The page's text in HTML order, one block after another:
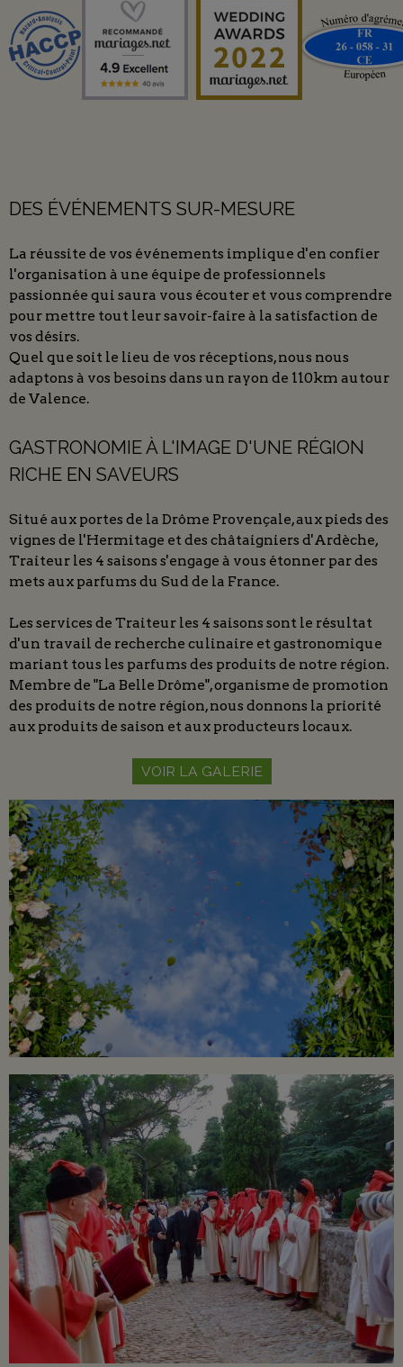
DES ÉVÉNEMENTS SUR-MESURE
La réussite de vos événements implique d'en confier
l'organisation à une équipe de professionnels
passionnée qui saura vous écouter et vous comprendre
pour mettre tout leur savoir-faire à la satisfaction de
vos désirs.
Quel que soit le lieu de vos réceptions, nous nous
adaptons à vos besoins dans un rayon de 110km autour
de Valence.
GASTRONOMIE À L'IMAGE D'UNE RÉGION
RICHE EN SAVEURS
Situé aux portes de la Drôme Provençale, aux pieds des
vignes de l'Hermitage et des châtaigniers d'Ardèche,
Traiteur les 4 saisons s'engage à vous étonner par des
mets aux parfums du Sud de la France.
Les services de Traiteur les 4 saisons sont le résultat
d'un travail de recherche culinaire et gastronomique
mariant tous les parfums des produits de notre région.
Membre de "La Belle Drôme", organisme de promotion
des produits de notre région, nous donnons la priorité
aux produits de saison et aux producteurs locaux.
VOIR LA GALERIE